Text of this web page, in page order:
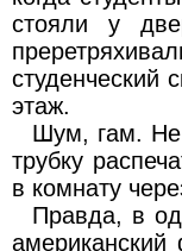
стояли у
студенческий
этаж.
Шум, гам.
трубку
в комнату
Правда, в